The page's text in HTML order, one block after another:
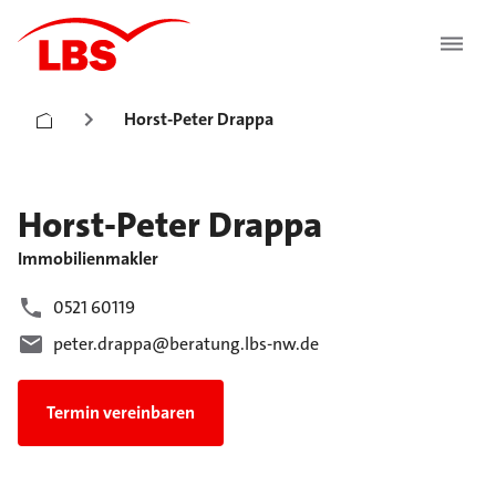
Horst-Peter Drappa
Horst-Peter Drappa
Immobilienmakler
0521 60119
peter.drappa@beratung.lbs-nw.de
Termin vereinbaren